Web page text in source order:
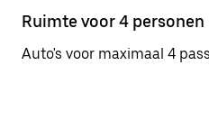
Ruimte voor 4 personen
Auto's voor maximaal 4